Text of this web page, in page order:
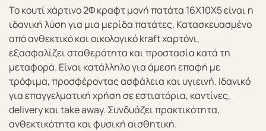
Το κουτί χάρτινο 2Φ κραφτ μονή πατάτα 16Χ10Χ5 είναι η
ιδανική λύση για μια μερίδα πατάτες. Κατασκευασμένο
από ανθεκτικό και οικολογικό kraft χαρτόνι,
εξασφαλίζει σταθερότητα και προστασία κατά τη
μεταφορά. Είναι κατάλληλο για άμεση επαφή με
τρόφιμα, προσφέροντας ασφάλεια και υγιεινή. Ιδανικό
για επαγγελματική χρήση σε εστιατόρια, καντίνες,
delivery και take away. Συνδυάζει πρακτικότητα,
ανθεκτικότητα και φυσική αισθητική.